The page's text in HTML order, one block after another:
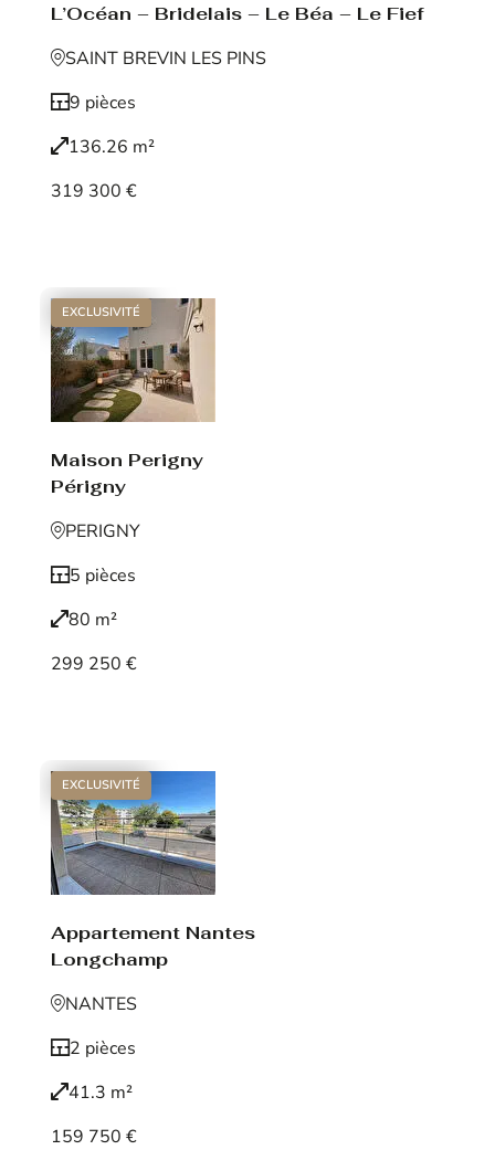
L’Océan – Bridelais – Le Béa – Le Fief
SAINT BREVIN LES PINS
9 pièces
136.26 m²
319 300 €
EXCLUSIVITÉ
Maison Perigny
Périgny
PERIGNY
5 pièces
80 m²
299 250 €
EXCLUSIVITÉ
Appartement Nantes
Longchamp
NANTES
2 pièces
41.3 m²
159 750 €